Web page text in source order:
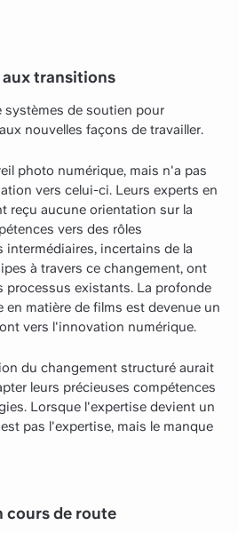
aux transitions
systèmes de soutien pour
nouvelles façons de travailler.
photo numérique, mais n'a pas
vers celui-ci. Leurs experts en
reçu aucune orientation sur la
vers des rôles
intermédiaires, incertains de la
à travers ce changement, ont
processus existants. La profonde
en matière de films est devenue un
vers l'innovation numérique.
du changement structuré aurait
leurs précieuses compétences
Lorsque l'expertise devient un
pas l'expertise, mais le manque
cours de route